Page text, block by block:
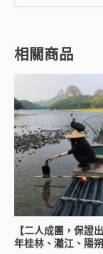
相關商品
【二人成團，保證
年桂林、灕江、陽